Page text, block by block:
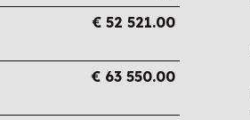
€52 521.00
€ 63 550.00